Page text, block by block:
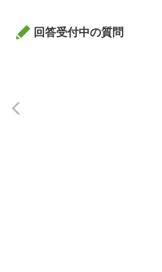
回答受付中の質問